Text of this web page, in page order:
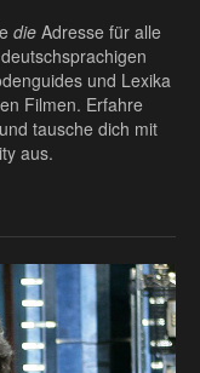
die Adresse für alle
und Lexika
Filmen. Erfahre
tausche dich mit
aus.